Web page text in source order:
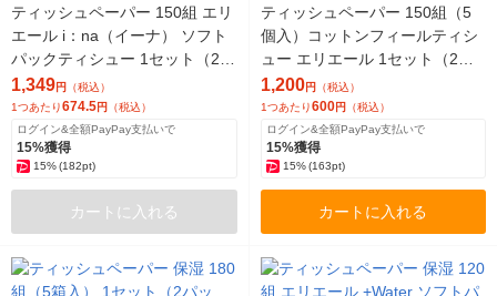
ティッシュペーパー 150組 エリ
エール i：na（イーナ） ソフト
パックティシュー 1セット（2パ
ック）大王製紙
1,349円
（税込）
1つあたり674.5円
（税込）
ログイン&全額PayPay支払いで
15%獲得
15%(182pt)
カートに入れる
ティッシュペーパー 150組（5
個入）コットンフィールティシ
ュー エリエール 1セット（2パ
ック）大王製紙
1,200円
（税込）
1つあたり600円
（税込）
ログイン&全額PayPay支払いで
15%獲得
15% (163pt)
カートに入れる